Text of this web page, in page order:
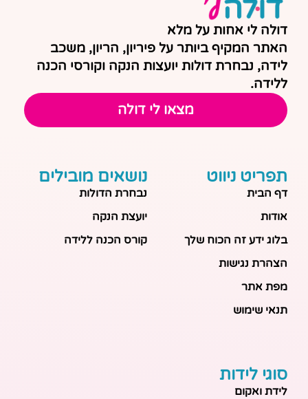
דולה לי אחות על מלא
האתר המקיף ביותר על פיריון, הריון, משכב
לידה, נבחרת דולות יועצות הנקה וקורסי הכנה
ללידה.
מצאו לי דולה
תפריט ניווט
דף הבית
אודות
בלוג ידע זה הכוח שלך
הצהרת נגישות
מפת אתר
תנאי שימוש
נושאים מובילים
נבחרת הדולות
יועצת הנקה
קורס הכנה ללידה
סוגי לידות
לידת ואקום